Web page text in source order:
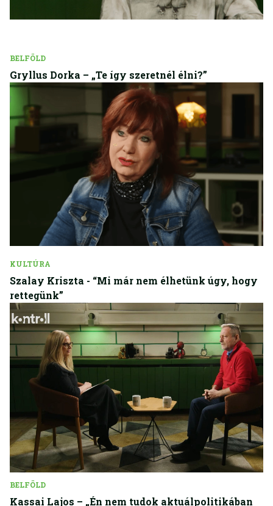
BELFÖLD
Gryllus Dorka – „Te így szeretnél élni?”
KULTÚRA
Szalay Kriszta - “Mi már nem élhetünk úgy, hogy
rettegünk”
BELFÖLD
Kassai Lajos – „Én nem tudok aktuálpolitikában